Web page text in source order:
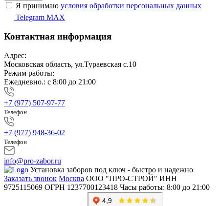
Я принимаю условия обработки персональных данных
Telegram MAX
Контактная информация
Адрес:
Московская область, ул.Тураевская с.10
Режим работы:
Ежедневно.: с 8:00 до 21:00
+7 (977) 507-97-77
Телефон
+7 (977) 948-36-02
Телефон
info@pro-zabor.ru
Установка заборов под ключ - быстро и надежно
Заказать звонок Москва ООО "ПРО-СТРОЙ" ИНН
9725115069 ОГРН 1237700123418 Часы работы: 8:00 до 21:00